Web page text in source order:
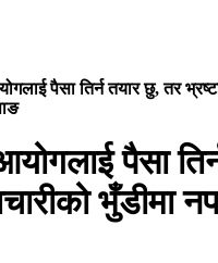
पैसा तिर्न तयार छु, तर
पैसा
भुँडीमा